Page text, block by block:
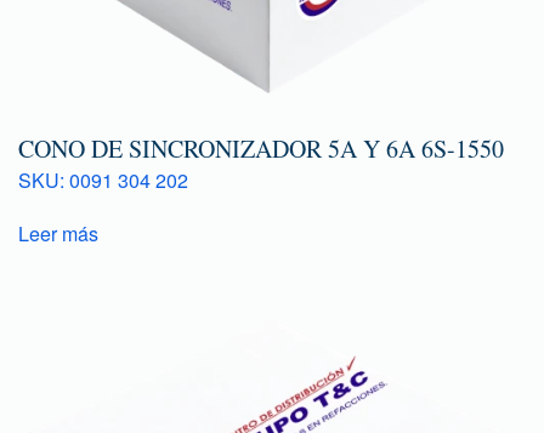
CONO DE SINCRONIZADOR 5A Y 6A 6S-1550
SKU: 0091 304 202
Leer más